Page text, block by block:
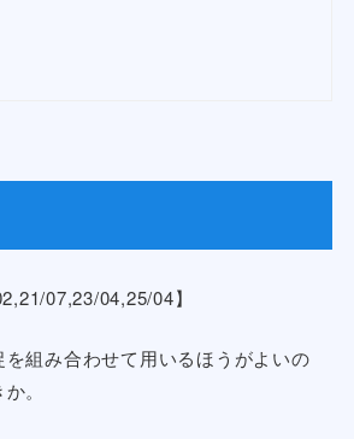
07,23/04,25/04】
を組み合わせて用いるほうがよいの
。